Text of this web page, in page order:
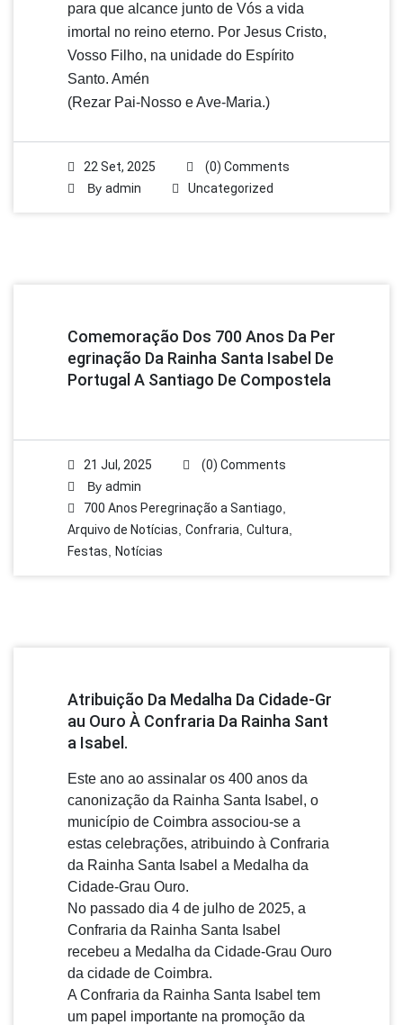
para que alcance junto de Vós a vida
imortal no reino eterno. Por Jesus Cristo,
Vosso Filho, na unidade do Espírito
Santo. Amén
(Rezar Pai-Nosso e Ave-Maria.)
22 Set, 2025
(0) Comments
By admin Uncategorized
Comemoração Dos 700 Anos Da Per
Egrinação Da Rainha Santa Isabel De
Portugal A Santiago De Compostela
21 Jul, 2025
(0) Comments
By admin
700 Anos Peregrinação a Santiago
Arquivo de Notícias Confraria Cultura
Festas
Notícias
Atribuição Da Medalha Da Cidade-Gr
Au Ouro À Confraria Da Rainha Sant
A Isabel.
Este ano ao assinalar os 400 anos da
canonização da Rainha Santa Isabel, o
município de Coimbra associou-se a
estas celebrações, atribuindo à Confraria
da Rainha Santa Isabel a Medalha da
Cidade-Grau Ouro.
No passado dia 4 de julho de 2025, a
Confraria da Rainha Santa Isabel
recebeu a Medalha da Cidade-Grau Ouro
da cidade de Coimbra.
A Confraria da Rainha Santa Isabel tem
um papel importante na promoção da